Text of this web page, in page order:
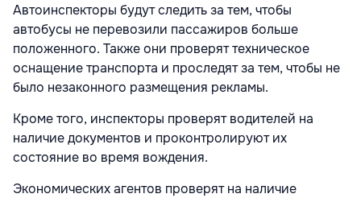
Автоинспекторы будут следить за тем, чтобы
автобусы не перевозили пассажиров больше
положенного. Также они проверят техническое
оснащение транспорта и проследят за тем, чтобы не
было незаконного размещения рекламы.
Кроме того, инспекторы проверят водителей на
наличие документов и проконтролируют их
состояние во время вождения.
Экономических агентов проверят на наличие